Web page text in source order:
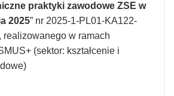
praktyki zawodowe ZSE w
2025” nr 2025-1-PL01-KA122-
realizowanego w ramach
(sektor: kształcenie i